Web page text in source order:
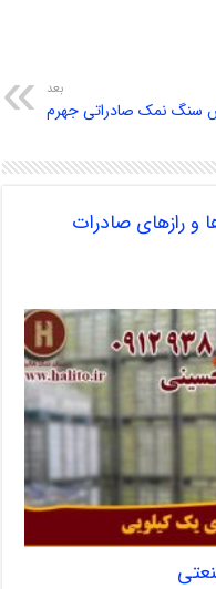
بعد
سنگ نمک صادراتی جهرم
رازهای صادرات